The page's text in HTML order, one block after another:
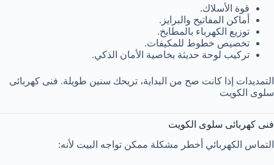
قوة الأسلاك.
أماكن المفاتيح والبرايز.
توزيع الكهرباء بالمطابخ.
تخصيص خطوط للمكيفات.
تركيب لوحة حديثة بخاصية الأمان الذكي.
التمديدات إذا كانت صح من البداية، تريحك سنين طويلة. فنى كهربائى
سلوى الكويت
فنى كهربائى سلوى الكويت
التماس الكهربائي أخطر مشكلة ممكن تواجه البيت لأنه: